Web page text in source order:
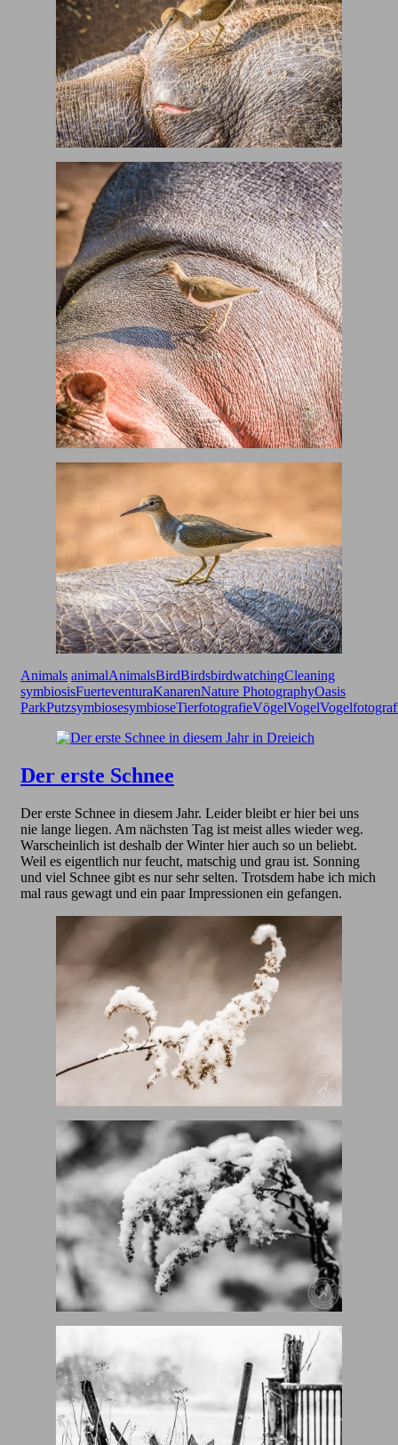
Animals animalAnimalsBirdBirdsbirdwatchingCleaning
symbiosisFuerteventuraKanarenNature PhotographyOasis
ParkPutzsymbiosesymbioseTierfotografieVögelVogel
Der erste Schnee
Der erste Schnee in diesem Jahr. Leider bleibt er hier bei uns
nie lange liegen. Am nächsten Tag ist meist alles wieder weg.
Warscheinlich ist deshalb der Winter hier auch so un beliebt.
Weil es eigentlich nur feucht, matschig und grau ist. Sonning
und viel Schnee gibt es nur sehr selten. Trotsdem habe ich mich
mal raus gewagt und ein paar Impressionen ein gefangen.